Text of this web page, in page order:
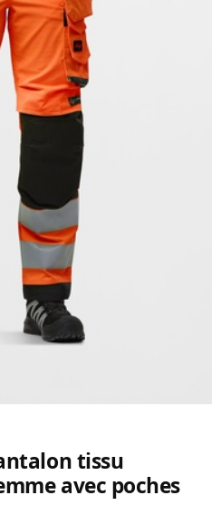
tissu
avec poches